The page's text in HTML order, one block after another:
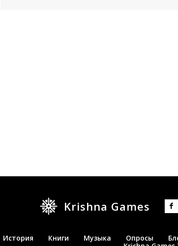
Krishna Games
История Книги Музыка Опросы